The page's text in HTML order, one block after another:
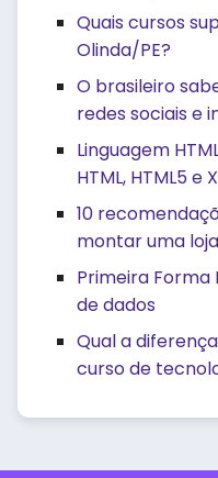
Quais cursos
Olinda/PE?
O brasileiro
redes sociais e
Linguagem
HTML, HTML5 e
10
montar uma
Primeira Forma
de dados
Qual a
curso de